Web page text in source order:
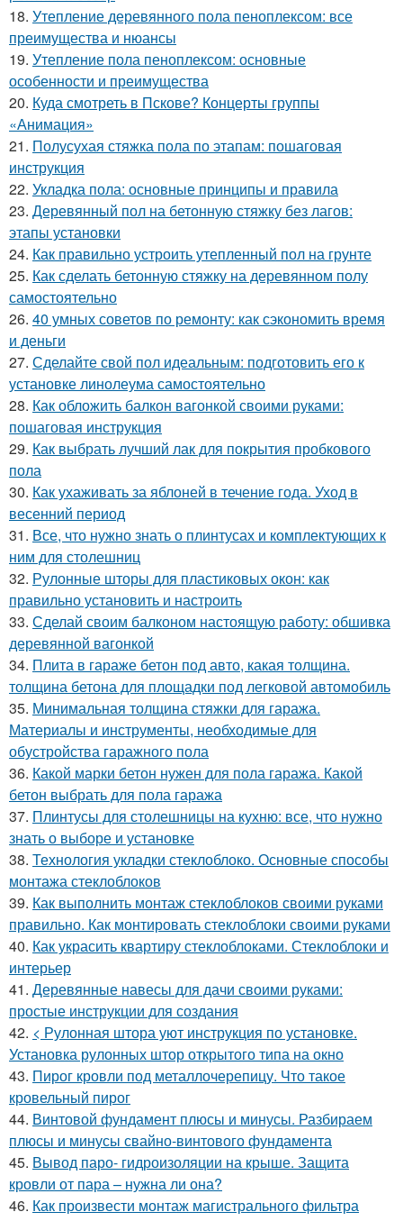
18. Утепление деревянного пола пеноплексом: все
преимущества и нюансы
19. Утепление пола пеноплексом: основные
особенности и преимущества
20. Куда смотреть в Пскове? Концерты группы
«Анимация»
21. Полусухая стяжка пола по этапам: пошаговая
инструкция
22. Укладка пола: основные принципы и правила
23. Деревянный пол на бетонную стяжку без лагов:
этапы установки
24. Как правильно устроить утепленный пол на грунте
25. Как сделать бетонную стяжку на деревянном полу
самостоятельно
26. 40 умных советов по ремонту: как сэкономить время
и деньги
27. Сделайте свой пол идеальным: подготовить его к
установке линолеума самостоятельно
28. Как обложить балкон вагонкой своими руками:
пошаговая инструкция
29. Как выбрать лучший лак для покрытия пробкового
пола
30. Как ухаживать за яблоней в течение года. Уход в
весенний период
31. Все, что нужно знать о плинтусах и комплектующих к
ним для столешниц
32. Рулонные шторы для пластиковых окон: как
правильно установить и настроить
33. Сделай своим балконом настоящую работу: обшивка
деревянной вагонкой
34. Плита в гараже бетон под авто, какая толщина.
толщина бетона для площадки под легковой автомобиль
35. Минимальная толщина стяжки для гаража.
Материалы и инструменты, необходимые для
обустройства гаражного пола
36. Какой марки бетон нужен для пола гаража. Какой
бетон выбрать для пола гаража
37. Плинтусы для столешницы на кухню: все, что нужно
знать о выборе и установке
38. Технология укладки стеклоблоко. Основные способы
монтажа стеклоблоков
39. Как выполнить монтаж стеклоблоков своими руками
правильно. Как монтировать стеклоблоки своими руками
40. Как украсить квартиру стеклоблоками. Стеклоблоки и
интерьер
41. Деревянные навесы для дачи своими руками:
простые инструкции для создания
42. < Рулонная штора уют инструкция по установке.
Установка рулонных штор открытого типа на окно
43. Пирог кровли под металлочерепицу. Что такое
кровельный пирог
44. Винтовой фундамент плюсы и минусы. Разбираем
плюсы и минусы свайно-винтового фундамента
45. Вывод паро- гидроизоляции на крыше. Защита
кровли от пара – нужна ли она?
46. Как произвести монтаж магистрального фильтра